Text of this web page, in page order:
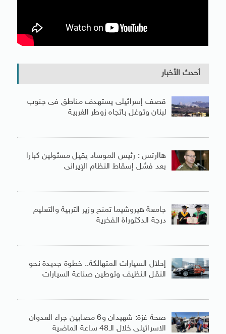
أحدث الأخبار
قصف إسرائيلى يستهدف مناطق فى جنوب
لبنان وتوغل باتجاه زوطر الغربية
هاارتس : رئيس الموساد يقيل مسئولين كبارا
بعد فشل إسقاط النظام الإيرانى
جامعة هيروشيما تمنح وزير التربية والتعليم
درجة الدكتوراة الفخرية
إحلال السيارات المتهالكة.. خطوة جديدة نحو
النقل النظيف وتوطين صناعة السيارات
صحة غزة: شهيدان و6 مصابين جراء العدوان
الاسرائيلى خلال الـ48 ساعة الماضية